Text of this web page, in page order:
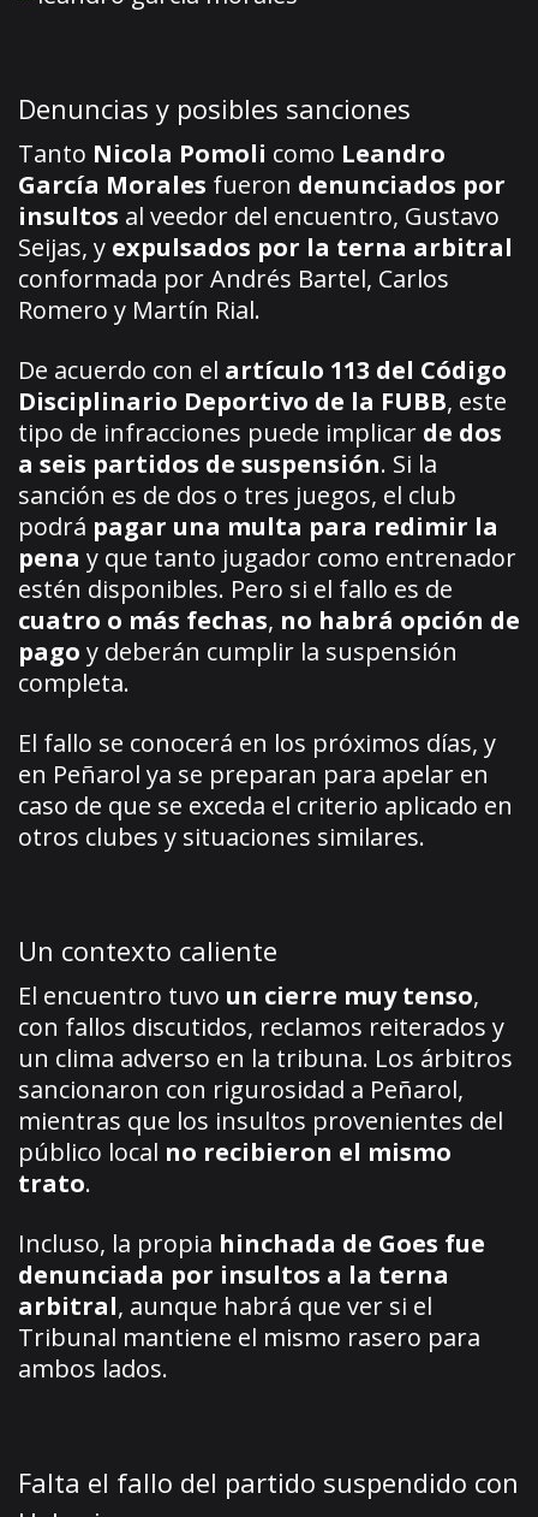
Denuncias y posibles sanciones
Tanto Nicola Pomoli como Leandro
García Morales fueron denunciados por
insultos al veedor del encuentro, Gustavo
Seijas, y expulsados por la terna arbitral
conformada por Andrés Bartel, Carlos
Romero y Martín Rial.
De acuerdo con el artículo 113 del Código
Disciplinario Deportivo de la FUBB, este
tipo de infracciones puede implicar de dos
a seis partidos de suspensión. Si la
sanción es de dos o tres juegos, el club
podrá pagar una multa para redimir la
pena y que tanto jugador como entrenador
estén disponibles. Pero si el fallo es de
cuatro o más fechas, no habrá opción de
pago y deberán cumplir la suspensión
completa.
El fallo se conocerá en los próximos días, y
en Peñarol ya se preparan para apelar en
caso de que se exceda el criterio aplicado en
otros clubes y situaciones similares.
Un contexto caliente
El encuentro tuvo un cierre muy tenso,
con fallos discutidos, reclamos reiterados y
un clima adverso en la tribuna. Los árbitros
sancionaron con rigurosidad a Peñarol,
mientras que los insultos provenientes del
público local no recibieron el mismo
trato.
Incluso, la propia hinchada de Goes fue
denunciada por insultos a la terna
arbitral, aunque habrá que ver si el
Tribunal mantiene el mismo rasero para
ambos lados.
Falta el fallo del partido suspendido con